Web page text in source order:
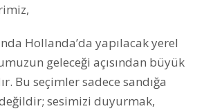
Hollanda’da yapılacak yerel
geleceği açısından büyük
Bu seçimler sadece sandığa
sesimizi duyurmak,